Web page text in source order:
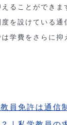
ることができま
を設けている通
学費をさらに抑
員免許は通信